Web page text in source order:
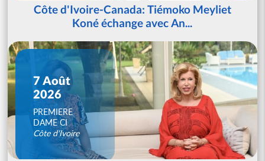
Côte d'Ivoire-Canada: Tiémoko Meyliet
Koné échange avec An...
7 Août
2026
PREMIERE
DAME CI
Côte d'Ivoire